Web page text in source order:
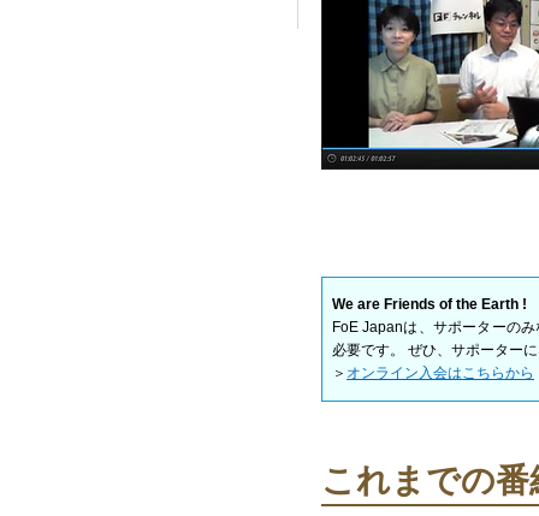
We are Friends of the Earth !
FoE Japanは、サポーターの
必要です。 ぜひ、サポーター
＞ オンライン入会はこちらから
これまでの